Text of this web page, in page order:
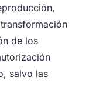
de los
salvo las